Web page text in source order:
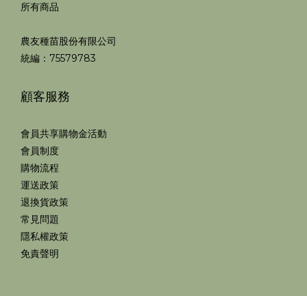
所有商品
農友種苗股份有限公司
統編：75579783
顧客服務
會員共享購物金活動
會員制度
購物流程
運送政策
退換貨政策
常見問題
隱私權政策
免責聲明